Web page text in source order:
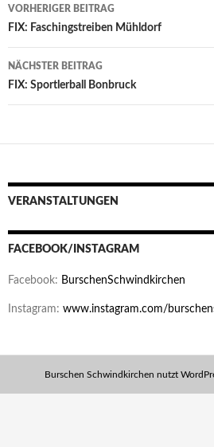
navigation
VORHERIGER BEITRAG
FIX: Faschingstreiben Mühldorf
NÄCHSTER BEITRAG
FIX: Sportlerball Bonbruck
VERANSTALTUNGEN
FACEBOOK/INSTAGRAM
Facebook: BurschenSchwindkirchen
Instagram: www.instagram.com/
Burschen Schwindkirchen nutzt